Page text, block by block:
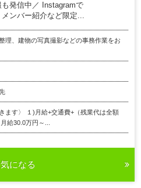
発信中／ Instagramで
メンバー紹介など限定...
理、建物の写真撮影などの事務作業をお
ます〉 １)月給+交通費+（残業代は全額
給30.0万円～...
気になる